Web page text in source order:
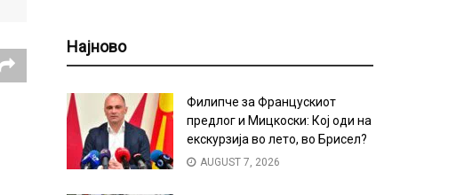
Најново
Филипче за Францускиот
предлог и Мицкоски: Кој оди на
екскурзија во лето, во Брисел?
AUGUST 7, 2026